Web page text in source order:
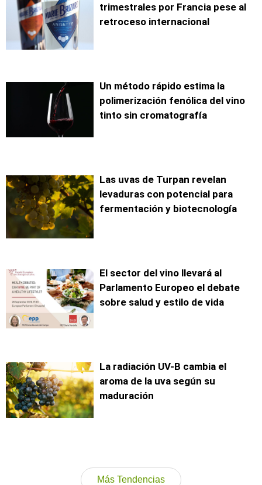
trimestrales por Francia pese al
retroceso internacional
Un método rápido estima la
polimerización fenólica del vino
tinto sin cromatografía
Las uvas de Turpan revelan
levaduras con potencial para
fermentación y biotecnología
El sector del vino llevará al
Parlamento Europeo el debate
sobre salud y estilo de vida
La radiación UV-B cambia el
aroma de la uva según su
maduración
Más Tendencias